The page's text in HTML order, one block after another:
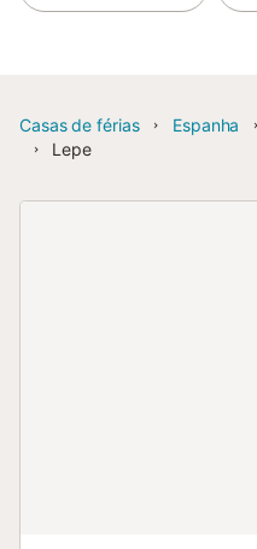
Casas de férias Espanha
Lepe